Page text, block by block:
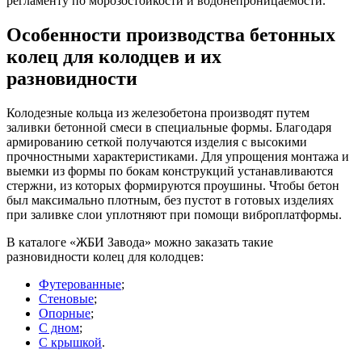
Особенности производства бетонных
колец для колодцев и их
разновидности
Колодезные кольца из железобетона производят путем
заливки бетонной смеси в специальные формы. Благодаря
армированию сеткой получаются изделия с высокими
прочностными характеристиками. Для упрощения монтажа и
выемки из формы по бокам конструкций устанавливаются
стержни, из которых формируются проушины. Чтобы бетон
был максимально плотным, без пустот в готовых изделиях
при заливке слои уплотняют при помощи виброплатформы.
В каталоге «ЖБИ Завода» можно заказать такие
разновидности колец для колодцев:
Футерованные;
Стеновые;
Опорные;
С дном;
С крышкой.